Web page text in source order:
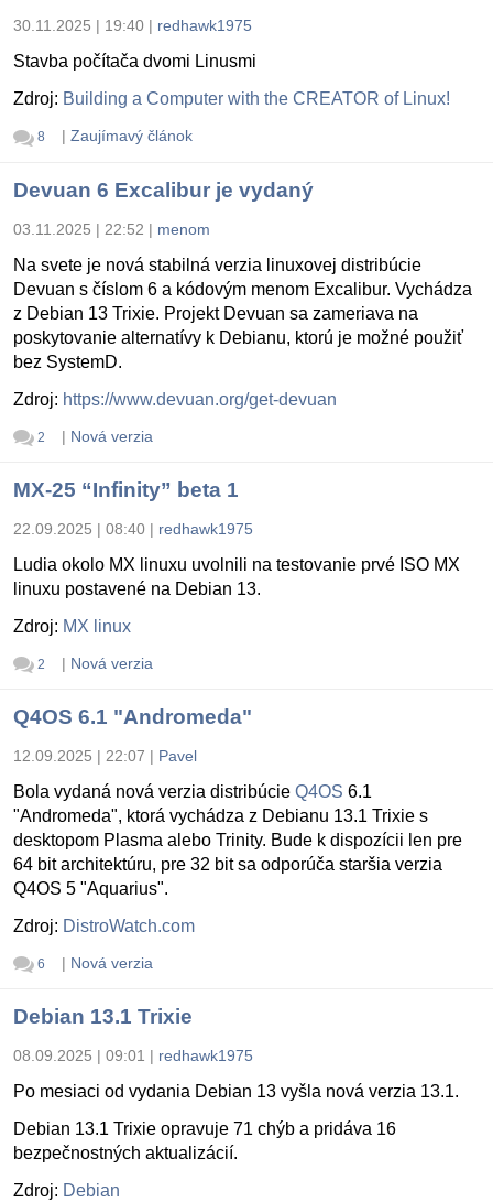
30.11.2025 | 19:40 | redhawk1975
Stavba počítača dvomi Linusmi
Zdroj: Building a Computer with the CREATOR of Linux!
8 | Zaujímavý článok
Devuan 6 Excalibur je vydaný
03.11.2025 | 22:52 | menom
Na svete je nová stabilná verzia linuxovej distribúcie
Devuan s číslom 6 a kódovým menom Excalibur. Vychádza
z Debian 13 Trixie. Projekt Devuan sa zameriava na
poskytovanie alternatívy k Debianu, ktorú je možné použiť
bez SystemD.
Zdroj: https://www.devuan.org/get-devuan
2 | Nová verzia
MX-25 “Infinity” beta 1
22.09.2025 | 08:40 | redhawk1975
Ludia okolo MX linuxu uvolnili na testovanie prvé ISO MX
linuxu postavené na Debian 13.
Zdroj: MX linux
2 | Nová verzia
Q4OS 6.1 "Andromeda"
12.09.2025 | 22:07 | Pavel
Bola vydaná nová verzia distribúcie Q4OS 6.1
"Andromeda", ktorá vychádza z Debianu 13.1 Trixie s
desktopom Plasma alebo Trinity. Bude k dispozícii len pre
64 bit architektúru, pre 32 bit sa odporúča staršia verzia
Q4OS 5 "Aquarius".
Zdroj: DistroWatch.com
6 | Nová verzia
Debian 13.1 Trixie
08.09.2025 | 09:01 | redhawk1975
Po mesiaci od vydania Debian 13 vyšla nová verzia 13.1.
Debian 13.1 Trixie opravuje 71 chýb a pridáva 16
bezpečnostných aktualizácií.
Zdroj: Debian